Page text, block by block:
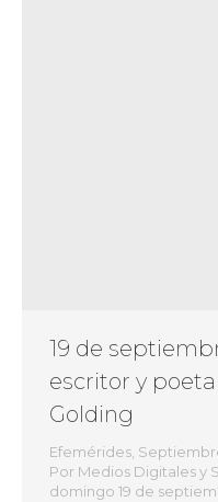
19 de
escritor y
Golding
Efemérides,
Por Medios Digitales y
domingo 19 de